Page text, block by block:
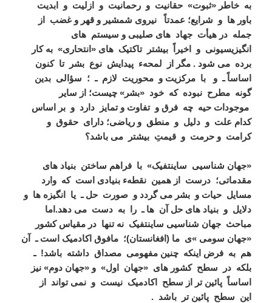
به خاطر «ثبوت» حقانیت و رحمانیت و ازلیت و ابدیت
باور ها و شرایع؛ عمدتاً نیروی شمشیر و قهر و غضب از
جمله در هیأت جهاد های صلیبی و سیستم های
انگیزیسیونی و اخیراً بیشتر تاکتیک های «انتحاری» به کار
برده می شود .مگر از لمحهء پیدایش نوع بشر تا کنون
اساساً ـ و با مرکزیت و محوریت لازم ـ ؛ سؤالی بدین
گونه مطرح نبوده که خود «بشر» چیست؛ از سایر
موجودات حیه چه فرق و تفاوت و تمایز دارد و بر اساس
کدام علت و دلیل و منطق و ریاضی؛ دارای حقوق و
کرامت و حرمت و قیمتِ بیشتر می باشد؟
«جهان شناسیی ساینتفیک» با فراهم ساختن بنیاد های
مقدماتی؛ درست از همین نقطهء بنیادی است که وارد
مسایل حیات و بشر می گردد و صورت حل ـ یا انگیزه ها و
دلایل و بنیاد های حل آن ها ـ را به دست می دهد. اما
مباحث جهان شناسیی ساینتفیک نه تنها در مقیاس کشور
«جهان سومی »ی ما (افغانستان)؛ مافوق اکادمیک است ـ آن
هم به فرض اینکه چنین مفهومی مصداق داشته باشد! ـ
بلکه در سطح کشور های «جهان اول» و «جهان دوم» نیز
اساساً پائین تر از سطح اکادمیک نیست و نمی تواند از
این سطح پائین تر باشد .